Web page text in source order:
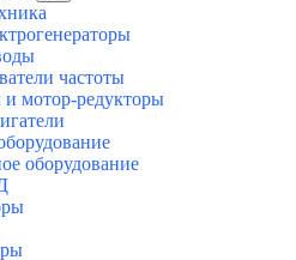
частоты
и мотор-редукторы
оборудование